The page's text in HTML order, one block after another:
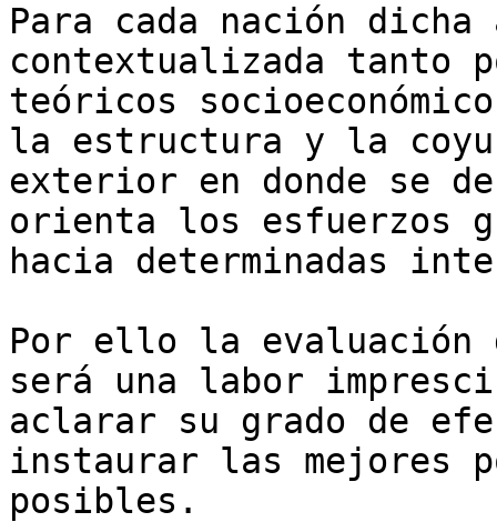
Para cada nación
contextualizada tanto
teóricos
la estructura y la
exterior en donde se
orienta los esfuerzos
hacia determinadas
Por ello la evaluación
será una labor
aclarar su grado de
instaurar las mejores
posibles.